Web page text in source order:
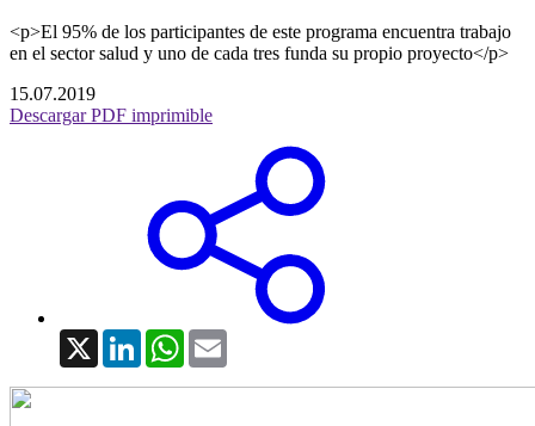
<p>El 95% de los participantes de este programa encuentra trabajo
en el sector salud y uno de cada tres funda su propio proyecto</p>
15.07.2019
Descargar PDF imprimible
X LinkedInWhatsApp